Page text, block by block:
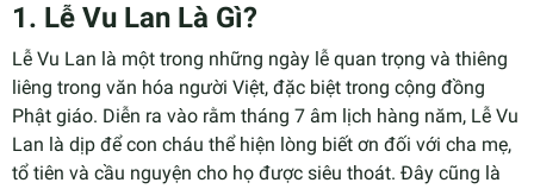
1. Lễ Vu Lan Là Gì?
Lễ Vu Lan là một trong những ngày lễ quan trọng và thiêng
liêng trong văn hóa người Việt, đặc biệt trong cộng đồng
Phật giáo. Diễn ra vào rằm tháng 7 âm lịch hàng năm, Lễ Vu
Lan là dịp để con cháu thể hiện lòng biết ơn đối với cha mẹ,
tổ tiên và cầu nguyện cho họ được siêu thoát. Đây cũng là